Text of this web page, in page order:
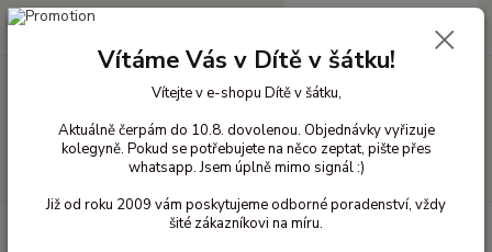
+420 603 818 836
0 Kč
Bavlněné oblečení pro děti Legíny bavlna
Vítáme Vás v Dítě v šátku!
Vítejte v e-shopu Dítě v šátku,
Aktuálně čerpám do 10.8. dovolenou. Objednávky vyřizuje
kolegyně. Pokud se potřebujete na něco zeptat, pište přes
whatsapp. Jsem úplně mimo signál :)
Již od roku 2009 vám poskytujeme odborné poradenství, vždy
šité zákazníkovi na míru.